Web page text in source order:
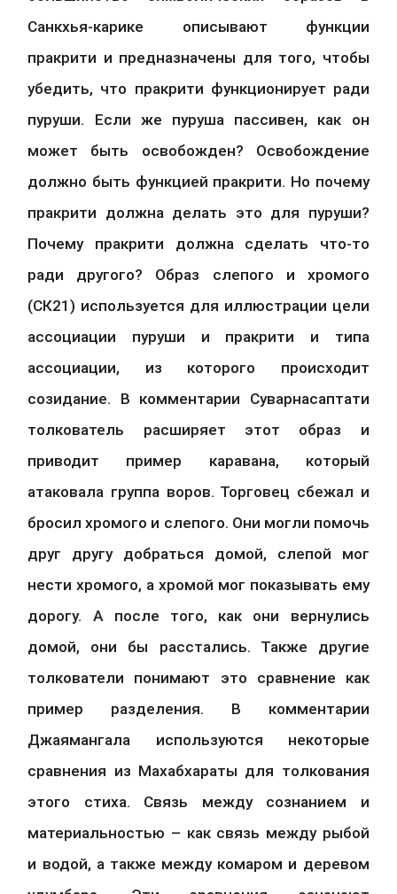
Санкхья-карике описывают функции
пракрити и предназначены для того, чтобы
убедить, что пракрити функционирует ради
пуруши. Если же пуруша пассивен, как он
может быть освобожден? Освобождение
должно быть функцией пракрити. Но почему
пракрити должна делать это для пуруши?
Почему пракрити должна сделать что-то
ради другого? Образ слепого и хромого
(СК21) используется для иллюстрации цели
ассоциации пуруши и пракрити и типа
ассоциации, из которого происходит
созидание. В комментарии Суварнасаптати
толкователь расширяет этот образ и
приводит пример каравана, который
атаковала группа воров. Торговец сбежал и
бросил хромого и слепого. Они могли помочь
друг другу добраться домой, слепой мог
нести хромого, а хромой мог показывать ему
дорогу. А после того, как они вернулись
домой, они бы расстались. Также другие
толкователи понимают это сравнение как
пример разделения. В комментарии
Джаямангала используются некоторые
сравнения из Махабхараты для толкования
этого стиха. Связь между сознанием и
материальностью – как связь между рыбой
и водой, а также между комаром и деревом